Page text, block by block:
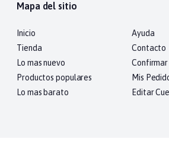
Mapa del sitio
Inicio
Tienda
Lo mas nuevo
Productos populares
Lo mas barato
Ayuda
Contacto
Mis
Editar